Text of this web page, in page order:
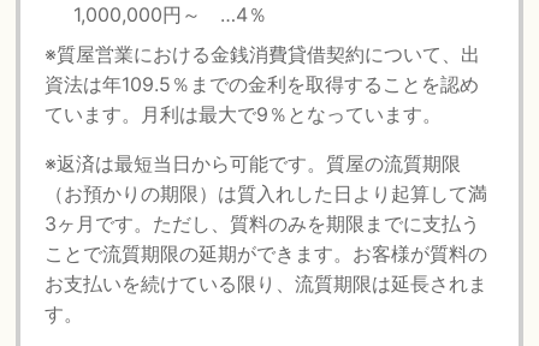
1,000,000円～ …4％
※質屋営業における金銭消費貸借契約について、出
資法は年109.5％までの金利を取得することを認め
ています。月利は最大で9％となっています。
※返済は最短当日から可能です。質屋の流質期限
（お預かりの期限）は質入れした日より起算して満
3ヶ月です。ただし、質料のみを期限までに支払う
ことで流質期限の延期ができます。お客様が質料の
お支払いを続けている限り、流質期限は延長されま
す。